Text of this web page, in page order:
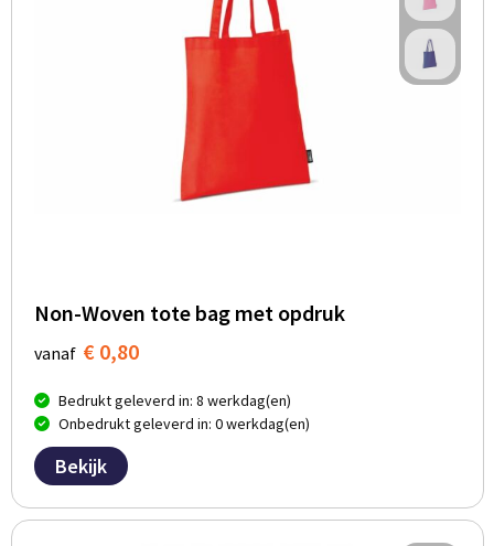
Non-Woven tote bag met opdruk
vanaf € 0,80
Bedrukt geleverd in: 8 werkdag(en)
Onbedrukt geleverd in: 0 werkdag(en)
Bekijk